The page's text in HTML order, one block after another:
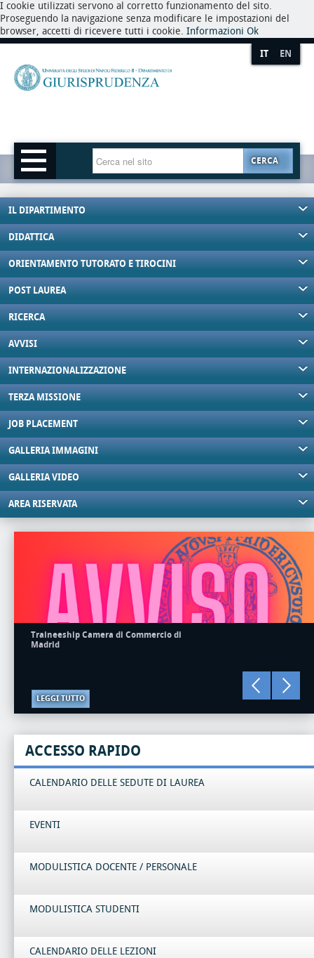
I cookie utilizzati servono al corretto funzionamento del sito.
Proseguendo la navigazione senza modificare le impostazioni del
browser, accetti di ricevere tutti i cookie. Informazioni Ok
IT EN
CERCA
IL DIPARTIMENTO
DIDATTICA
ORIENTAMENTO TUTORATO E TIROCINI
POST LAUREA
RICERCA
AVVISI
INTERNAZIONALIZZAZIONE
TERZA MISSIONE
JOB PLACEMENT
GALLERIA IMMAGINI
GALLERIA VIDEO
AREA RISERVATA
Traineeship Camera di Commercio di
Madrid
LEGGI TUTTO
ACCESSO RAPIDO
CALENDARIO DELLE SEDUTE DI LAUREA
EVENTI
MODULISTICA DOCENTE / PERSONALE
MODULISTICA STUDENTI
CALENDARIO DELLE LEZIONI